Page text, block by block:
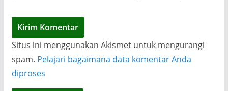
Situs ini menggunakan Akismet untuk mengurangi
spam. Pelajari bagaimana data komentar Anda
diproses